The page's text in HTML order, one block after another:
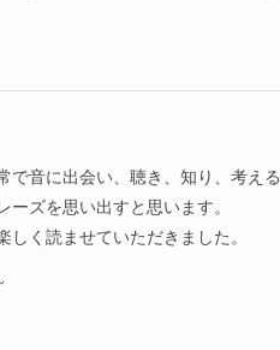
で音に出会い、聴き、知り、考え
ーズを思い出すと思います。
しく読ませていただきました。